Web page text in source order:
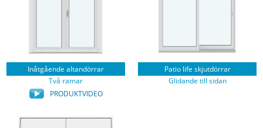
Inåtgående altandörrar
Två ramar
PRODUKTVIDEO
Patio life skjutdörrar
Glidande till sidan